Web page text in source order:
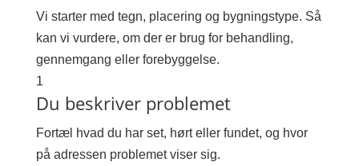
Vi starter med tegn, placering og bygningstype. Så
kan vi vurdere, om der er brug for behandling,
gennemgang eller forebyggelse.
1
Du beskriver problemet
Fortæl hvad du har set, hørt eller fundet, og hvor
på adressen problemet viser sig.